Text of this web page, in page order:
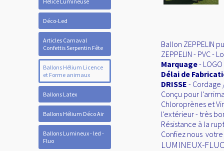
Déco-Led
Articles Carnaval
Confettis Serpentin Fête
Ballons Hélium Licence
et Forme animaux
Ballons Latex
Ballons Hélium Déco Air
Ballons Lumineux - led -
Fluo
Ballon ZEPPELIN
ZEPPELIN - PVC -
Marquage-
Délai de
DRISSE - Cordage
Conçu pour
Chloroprènes et
l'extérieur - très
Résistance à la
Confiez nous
LUMINEUX-